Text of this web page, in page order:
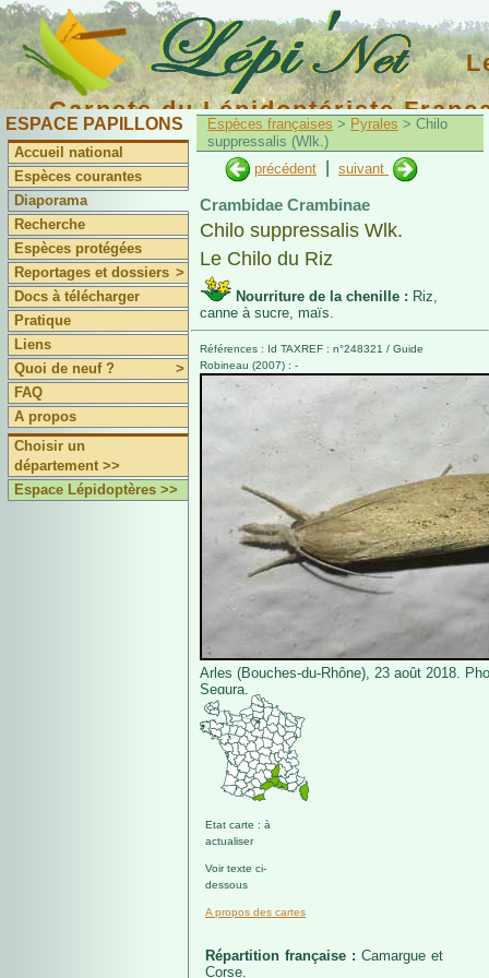
Carnets du Lépidoptériste
ESPACE PAPILLONS
Accueil national
Espèces courantes
Diaporama
Recherche
Espèces protégées
Reportages et dossiers >
Docs à télécharger
Pratique
Liens
Quoi de neuf ?
>
FAQ
A propos
Choisir un
département >>
Espace Lépidoptères >>
Espèces françaises > Pyrales > Chilo
suppressalis (Wlk.)
précédent
suivant
Crambidae Crambinae
Chilo suppressalis Wlk.
Le Chilo du Riz
Nourriture de la chenille : Riz,
canne à sucre, maïs.
Références : Id TAXREF : n°248321 / Guide
Robineau (2007) : -
Arles (Bouches-du-Rhône), 23 août 2018.
Segura.
Etat carte : à
actualiser
Voir texte ci-
dessous
A propos des cartes
Répartition française : Camargue et
Corse.